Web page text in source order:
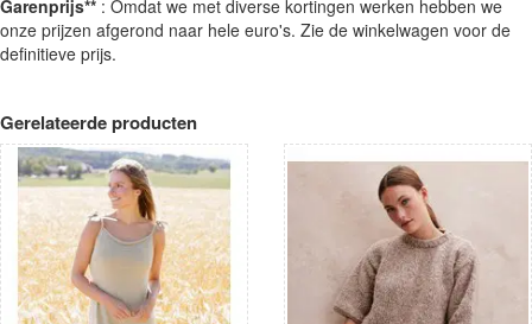
Garenprijs** : Omdat we met diverse kortingen werken hebben we
onze prijzen afgerond naar hele euro's. Zie de winkelwagen voor de
definitieve prijs.
Gerelateerde producten